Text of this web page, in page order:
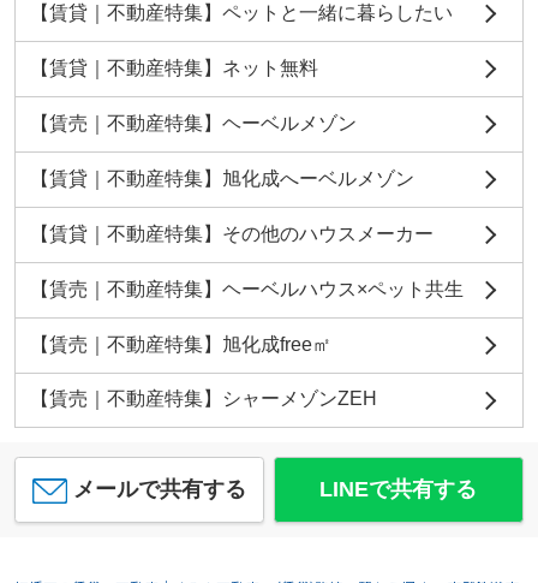
【賃貸｜不動産特集】ペットと一緒に暮らしたい
【賃貸｜不動産特集】ネット無料
【賃売｜不動産特集】ヘーベルメゾン
【賃貸｜不動産特集】旭化成へーベルメゾン
【賃貸｜不動産特集】その他のハウスメーカー
【賃売｜不動産特集】ヘーベルハウス×ペット共生
【賃売｜不動産特集】旭化成free㎡
【賃売｜不動産特集】シャーメゾンZEH
メールで共有する LINEで共有する